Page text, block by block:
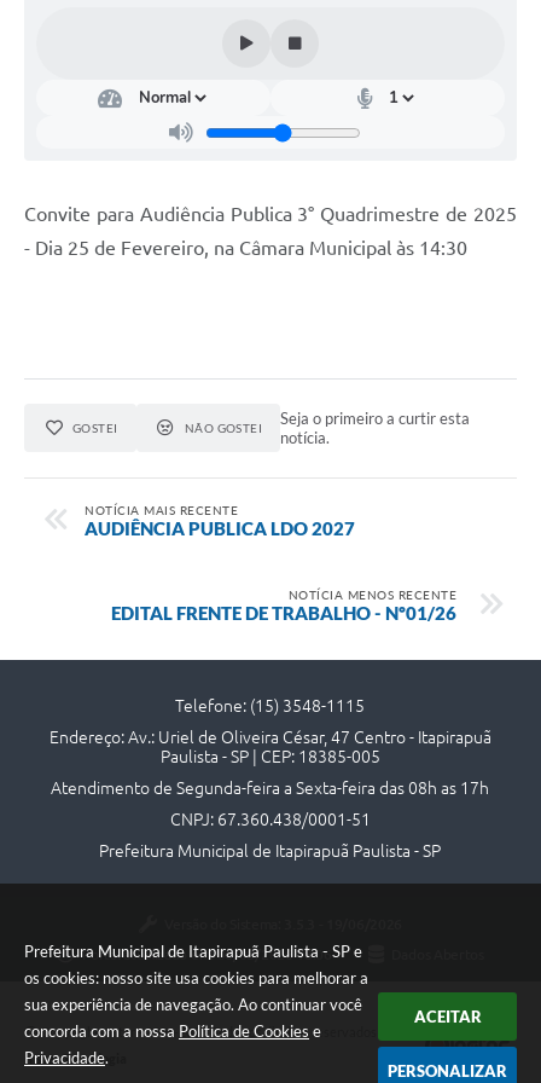
Prefeitura Municipal de Itapirapuã Paulista - SP e
os cookies: nosso site usa cookies para melhorar a
sua experiência de navegação. Ao continuar você
concorda com a nossa Política de Cookies e
Privacidade.
ACEITAR
PERSONALIZAR
Serviços Online
Telefones Úteis
Transparência
Convite para Audiência Publica 3° Quadrimestre de 2025
- Dia 25 de Fevereiro, na Câmara Municipal às 14:30
GOSTEI NÃO GOSTEI
Seja o primeiro a curtir esta
notícia.
NOTÍCIA MAIS RECENTE
AUDIÊNCIA PUBLICA LDO 2027
NOTÍCIA MENOS RECENTE
EDITAL FRENTE DE TRABALHO - Nº01/26
Telefone: (15) 3548-1115
Endereço: Av.: Uriel de Oliveira César, 47 Centro - Itapirapuã
Paulista - SP | CEP: 18385-005
Atendimento de Segunda-feira a Sexta-feira das 08h as 17h
CNPJ: 67.360.438/0001-51
Prefeitura Municipal de Itapirapuã Paulista - SP
Portal atualizado em:06/08/2026 18:06
Copyright Instar - 2006-2026. Todos os direitos reservados -
Instar Tecnologia